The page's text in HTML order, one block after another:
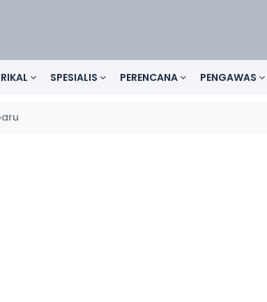
SPESIALIS PERENCANA PENGAWAS